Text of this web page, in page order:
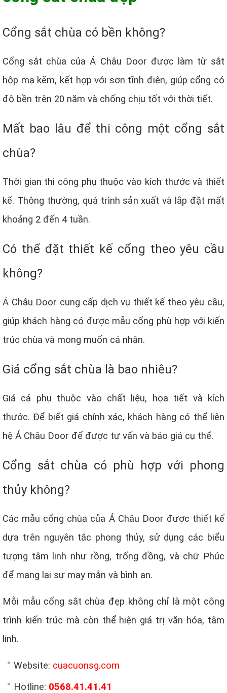
Cổng sắt chùa có bền không?
Cổng sắt chùa của Á Châu Door được làm từ sắt
hộp mạ kẽm, kết hợp với sơn tĩnh điện, giúp cổng có
độ bền trên 20 năm và chống chịu tốt với thời tiết.
Mất bao lâu để thi công một cổng sắt
chùa?
Thời gian thi công phụ thuộc vào kích thước và thiết
kế. Thông thường, quá trình sản xuất và lắp đặt mất
khoảng 2 đến 4 tuần.
Có thể đặt thiết kế cổng theo yêu cầu
không?
Á Châu Door cung cấp dịch vụ thiết kế theo yêu cầu,
giúp khách hàng có được mẫu cổng phù hợp với kiến
trúc chùa và mong muốn cá nhân.
Giá cổng sắt chùa là bao nhiêu?
Giá cả phụ thuộc vào chất liệu, họa tiết và kích
thước. Để biết giá chính xác, khách hàng có thể liên
hệ Á Châu Door để được tư vấn và báo giá cụ thể.
Cổng sắt chùa có phù hợp với phong
thủy không?
Các mẫu cổng chùa của Á Châu Door được thiết kế
dựa trên nguyên tắc phong thủy, sử dụng các biểu
tượng tâm linh như rồng, trống đồng, và chữ Phúc
để mang lại sự may mắn và bình an.
Mỗi mẫu cổng sắt chùa đẹp không chỉ là một công
trình kiến trúc mà còn thể hiện giá trị văn hóa, tâm
linh.
Website: cuacuonsg.com
Hotline: 0568.41.41.41